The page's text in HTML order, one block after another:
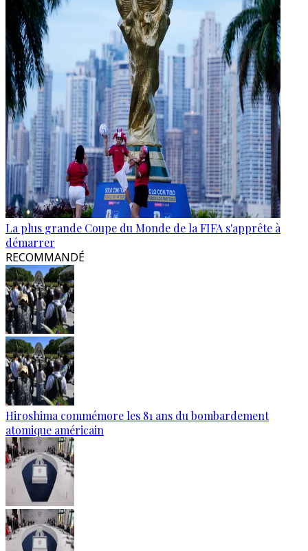
La plus grande Coupe du Monde de la FIFA s'apprête à
démarrer
RECOMMANDÉ
Hiroshima commémore les 81 ans du bombardement
atomique américain